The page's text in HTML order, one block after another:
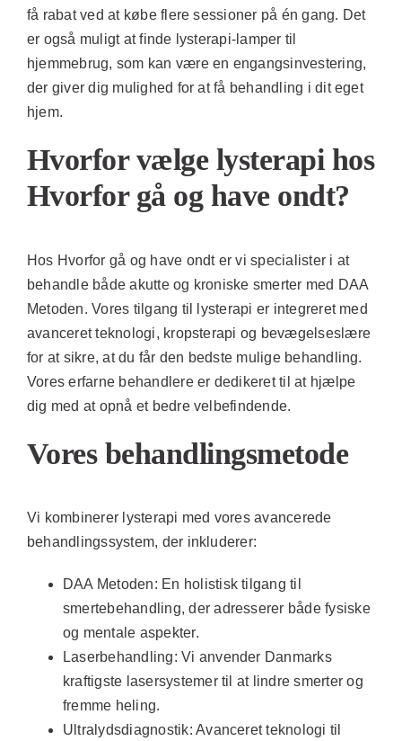
få rabat ved at købe flere sessioner på én gang. Det
er også muligt at finde lysterapi-lamper til
hjemmebrug, som kan være en engangsinvestering,
der giver dig mulighed for at få behandling i dit eget
hjem.
Hvorfor vælge lysterapi hos
Hvorfor gå og have ondt?
Hos Hvorfor gå og have ondt er vi specialister i at
behandle både akutte og kroniske smerter med DAA
Metoden. Vores tilgang til lysterapi er integreret med
avanceret teknologi, kropsterapi og bevægelseslære
for at sikre, at du får den bedste mulige behandling.
Vores erfarne behandlere er dedikeret til at hjælpe
dig med at opnå et bedre velbefindende.
Vores behandlingsmetode
Vi kombinerer lysterapi med vores avancerede
behandlingssystem, der inkluderer:
DAA Metoden: En holistisk tilgang til
smertebehandling, der adresserer både fysiske
og mentale aspekter.
Laserbehandling: Vi anvender Danmarks
kraftigste lasersystemer til at lindre smerter og
fremme heling.
Ultralydsdiagnostik: Avanceret teknologi til